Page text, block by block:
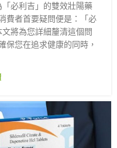
必利吉」的雙效壯陽藥
費者首要疑問便是：「必
將為您詳細釐清這個問
保您在追求健康的同時，